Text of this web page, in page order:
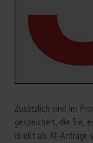
Zusätzlich sind im
gespeichert, die Sie,
direkt als KI-Anfrage